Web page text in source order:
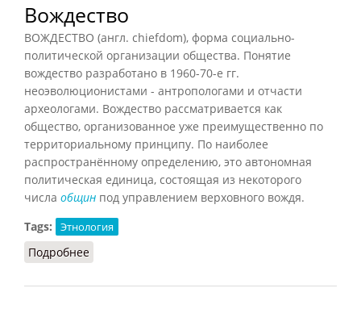
Вождество
ВОЖДЕСТВО (англ. chiefdom), форма социально-
политической организации общества. Понятие
вождество разработано в 1960-70-е гг.
неоэволюционистами - антропологами и отчасти
археологами. Вождество рассматривается как
общество, организованное уже преимущественно по
территориальному принципу. По наиболее
распространённому определению, это автономная
политическая единица, состоящая из некоторого
числа общин под управлением верховного вождя.
Tags:
Этнология
Подробнее